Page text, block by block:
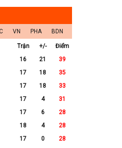
VN PHA BDN
Trận +/-
Điểm
16 21
39
17 18
35
17 18
33
17 4
31
17 6
28
18 4
28
17 0
28